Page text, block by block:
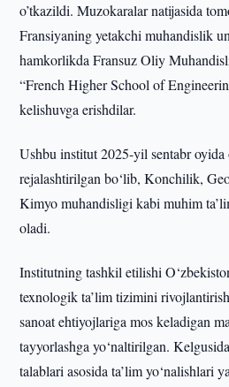
o’tkazildi. Muzokaralar natijasida
Fransiyaning yetakchi muhandislik
hamkorlikda Fransuz Oliy
“French Higher School of
kelishuvga erishdilar.
Ushbu institut 2025-yil sentabr
rejalashtirilgan bo‘lib, Konchilik,
Kimyo muhandisligi kabi muhim
oladi.
Institutning tashkil etilishi
texnologik ta’lim tizimini
sanoat ehtiyojlariga mos keladigan
tayyorlashga yo‘naltirilgan.
talablari asosida ta’lim yo‘nalishlari